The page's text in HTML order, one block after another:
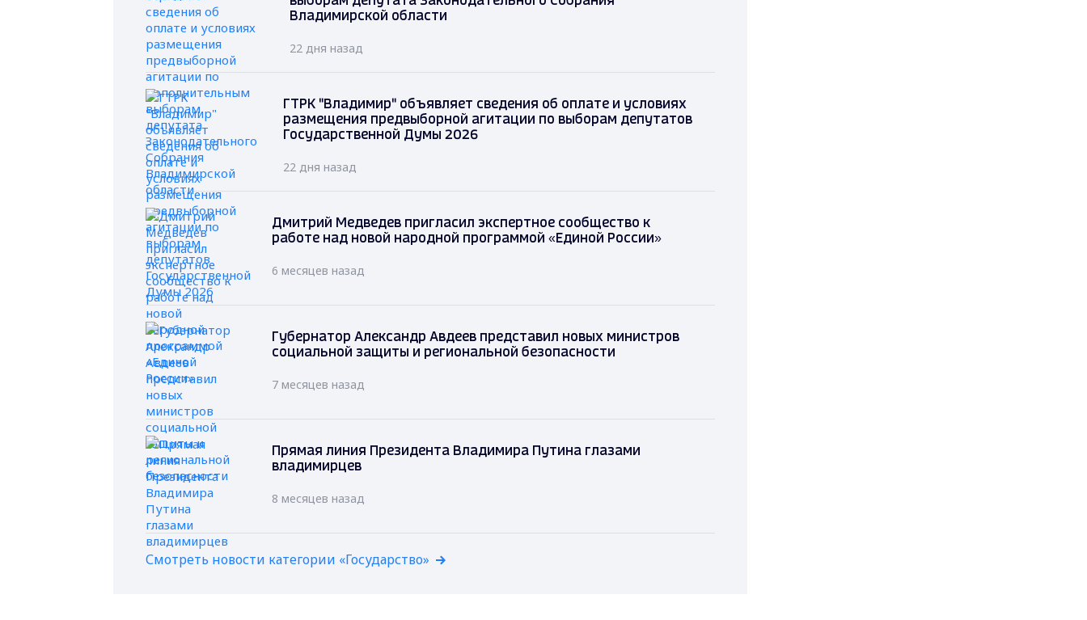
Владимирской области
22 дня назад
ГТРК "Владимир" объявляет сведения об оплате и условиях
размещения предвыборной агитации по выборам депутатов
Государственной Думы 2026
22 дня назад
Дмитрий Медведев пригласил экспертное сообщество к
работе над новой народной программой «Единой России»
6 месяцев назад
Губернатор Александр Авдеев представил новых министров
социальной защиты и региональной безопасности
7 месяцев назад
Прямая линия Президента Владимира Путина глазами
владимирцев
8 месяцев назад
Смотреть новости категории «Государство»